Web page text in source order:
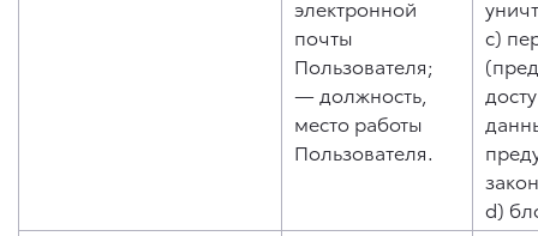
электронной
почты
Пользователя;
— должность,
место работы
Пользователя.
c)
d)